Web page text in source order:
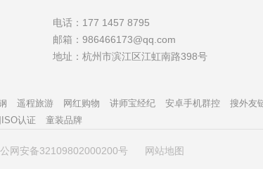
电话： 177 1457 8795
邮箱： 986466173@qq.com
地址： 杭州市滨江区江虹南路398号
遥程旅游 网红购物 讲师宝经纪 安卓手机群控
搜外友
认证 童装品牌
网安备32109802000200号 网站地图